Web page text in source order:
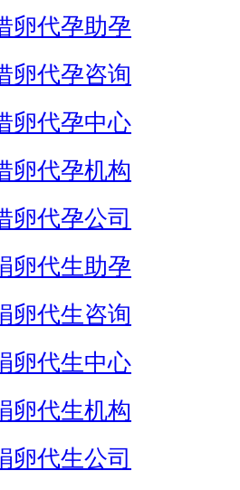
卵代孕助孕
卵代孕咨询
卵代孕中心
卵代孕机构
卵代孕公司
卵代生助孕
卵代生咨询
卵代生中心
卵代生机构
卵代生公司